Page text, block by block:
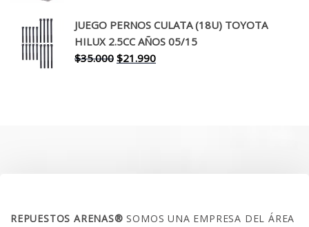
original
era:
$30.000.
actual
es:
$17.990.
JUEGO PERNOS CULATA (18U) TOYOTA
HILUX 2.5CC AÑOS 05/15
$35.000 El
$21.990El
REPUESTOS ARENAS®SOMOS UNA EMPRESA DEL ÁREA